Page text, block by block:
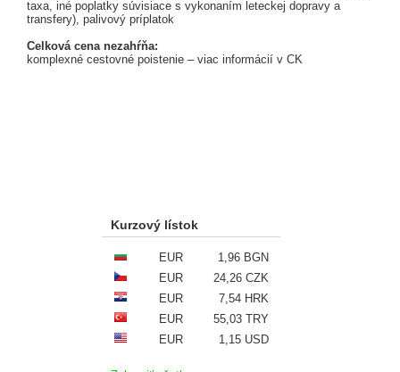
taxa, iné poplatky súvisiace s vykonaním leteckej dopravy a
transfery), palivový príplatok
Celková cena nezahŕňa:
komplexné cestovné poistenie – viac informácií v CK
Kurzový lístok
EUR
1,96 BGN
EUR
24,26 CZK
EUR
7,54 HRK
EUR
55,03 TRY
EUR
1,15 USD